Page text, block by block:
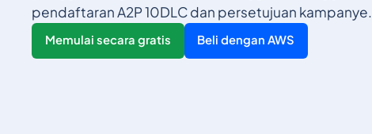
pendaftaran A2P 10DLC dan persetujuan kampanye.
Memulai secara gratis Beli dengan AWS